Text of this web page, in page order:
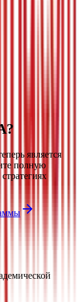
является
полную